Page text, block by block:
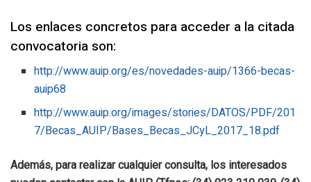
Los enlaces concretos para acceder a la citada
convocatoria son:
http://www.auip.org/es/novedades-auip/1366-becas-
auip68
http://www.auip.org/images/stories/DATOS/PDF/201
7/Becas_AUIP/Bases_Becas_JCyL_2017_18.pdf
Además, para realizar cualquier consulta, los interesados